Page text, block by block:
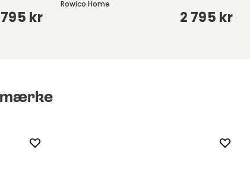
kr
Rowico Home
2 795 kr